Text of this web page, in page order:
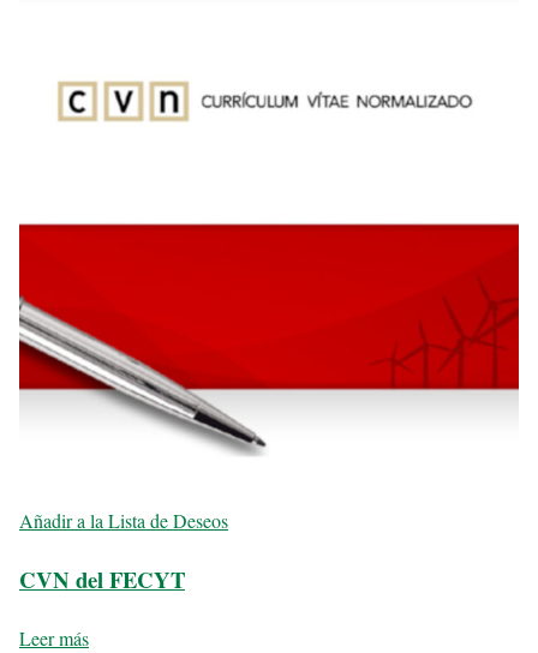
Añadir a la Lista de Deseos
CVN del FECYT
Leer más